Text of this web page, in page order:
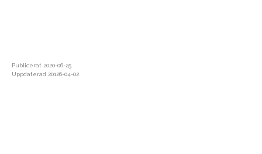
Publicerat 2020-06-25
Uppdaterad 20126-04-02